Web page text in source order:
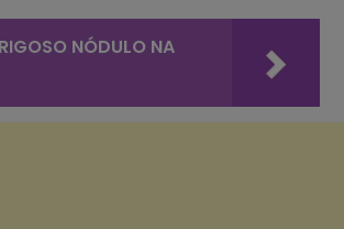
NÓDULO NA